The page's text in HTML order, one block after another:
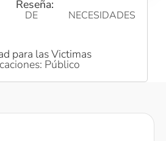
Reseña:
DE NECESIDADES
para las Victimas
Público